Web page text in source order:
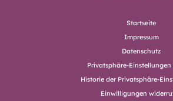
Startseite
Impressum
Datenschutz
Privatsphäre-Einstellungen
Historie der Privatsphäre-
Einwilligungen